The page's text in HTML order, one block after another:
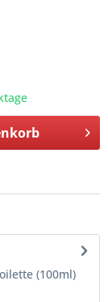
(100ml)